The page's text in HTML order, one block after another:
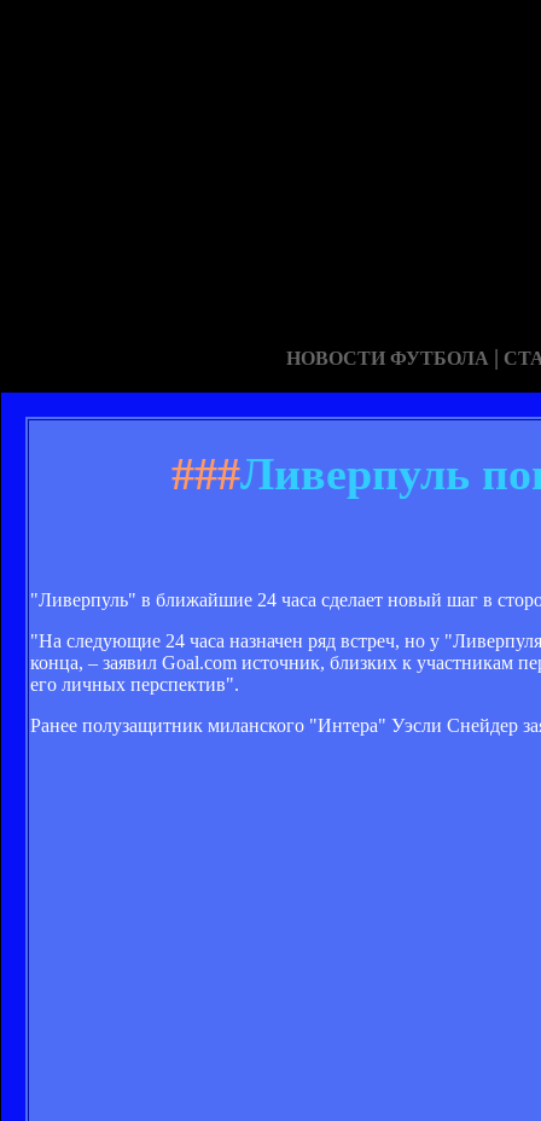
НОВОСТИ ФУТБОЛА |
###Ливерпуль
"Ливерпуль" в ближайшие 24 часа сделает новый шаг в
"На следующие 24 часа назначен ряд встреч, но у
конца, – заявил Goal.com источник, близких к участникам
его личных перспектив".
Ранее полузащитник миланского "Интера" Уэсли Снейдер